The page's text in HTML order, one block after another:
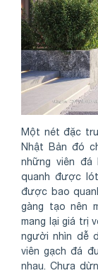
Một nét đặc
Nhật Bản đó
những viên đá
quanh được
được bao
gàng tạo nên
mang lại giá trị
người nhìn dễ
viên gạch đá
nhau. Chưa